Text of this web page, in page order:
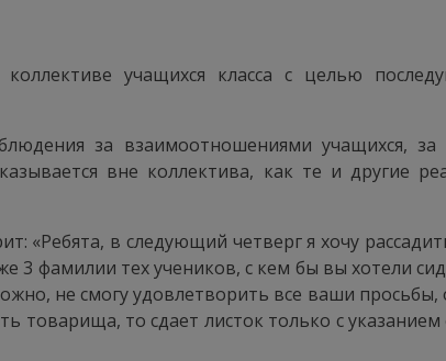
учащихся класса с целью
за взаимоотношениями учащихся,
вне коллектива, как те и другие
«Ребята, в следующий четверг я хочу
фамилии тех учеников, с кем бы вы хотели
не смогу удовлетворить все ваши
товарища, то сдает листок только с